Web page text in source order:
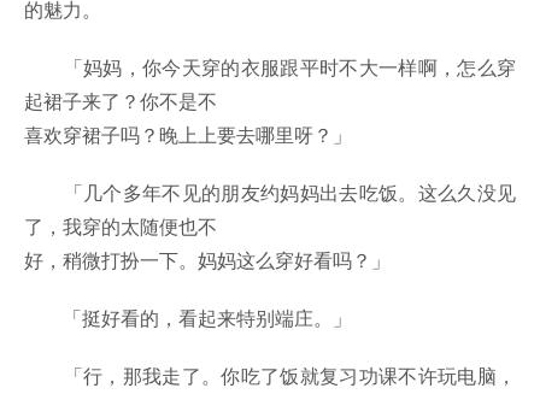
的魅力。
「妈妈，你今天穿的衣服跟平时不大一样啊，怎么穿
起裙子来了？你不是不
喜欢穿裙子吗？晚上上要去哪里呀？」
「几个多年不见的朋友约妈妈出去吃饭。这么久没见
了，我穿的太随便也不
好，稍微打扮一下。妈妈这么穿好看吗？」
「挺好看的，看起来特别端庄。」
「行，那我走了。你吃了饭就复习功课不许玩电脑，